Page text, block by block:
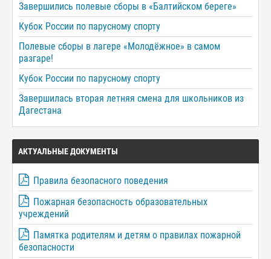
Завершились полевые сборы в «Балтийском береге»
Кубок России по парусному спорту
Полевые сборы в лагере «Молодёжное» в самом
разгаре!
Кубок России по парусному спорту
Завершилась вторая летняя смена для школьников из
Дагестана
АКТУАЛЬНЫЕ ДОКУМЕНТЫ
Правила безопасного поведения
Пожарная безопасность образовательных
учреждений
Памятка родителям и детям о правилах пожарной
безопасности